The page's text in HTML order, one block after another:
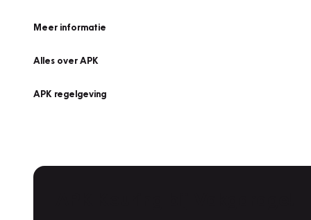
Meer informatie
Alles over APK
APK regelgeving